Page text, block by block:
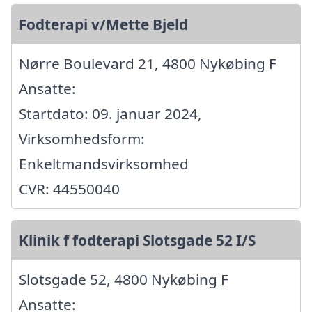
Fodterapi v/Mette Bjeld
Nørre Boulevard 21, 4800 Nykøbing F
Ansatte:
Startdato: 09. januar 2024,
Virksomhedsform:
Enkeltmandsvirksomhed
CVR: 44550040
Klinik f fodterapi Slotsgade 52 I/S
Slotsgade 52, 4800 Nykøbing F
Ansatte: